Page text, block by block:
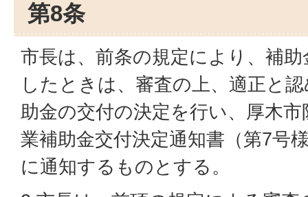
第8条
市長は、前条の規定により、補
したときは、審査の上、適正と
助金の交付の決定を行い、厚木
業補助金交付決定通知書（第7号
に通知するものとする。